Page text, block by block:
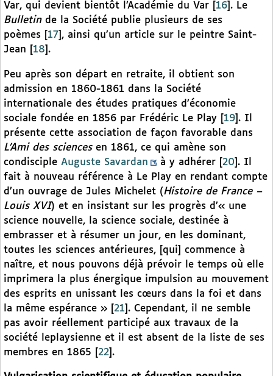
Var, qui devient bientôt l’Académie du Var
16 . Le
Bulletin de la Société publie plusieurs de ses
poèmes
17 , ainsi qu’un article sur le peintre Saint-
Jean
18 .
Peu après son départ en retraite, il obtient son
admission en 1860-1861 dans la Société
internationale des études pratiques d’économie
sociale fondée en 1856 par Frédéric Le Play
19 . Il
présente cette association de façon favorable dans
L’Ami des sciences en 1861, ce qui amène son
condisciple Auguste Savardan à y adhérer 20 . Il
fait à nouveau référence à Le Play en rendant compte
d’un ouvrage de Jules Michelet (Histoire de France –
Louis XVI) et en insistant sur les progrès d’« une
science nouvelle, la science sociale, destinée à
embrasser et à résumer un jour, en les dominant,
toutes les sciences antérieures, [qui] commence à
naître, et nous pouvons déjà prévoir le temps où elle
imprimera la plus énergique impulsion au mouvement
des esprits en unissant les cœurs dans la foi et dans
la même espérance »
21 . Cependant, il ne semble
pas avoir réellement participé aux travaux de la
société leplaysienne et il est absent de la liste de ses
membres en 1865
22 .